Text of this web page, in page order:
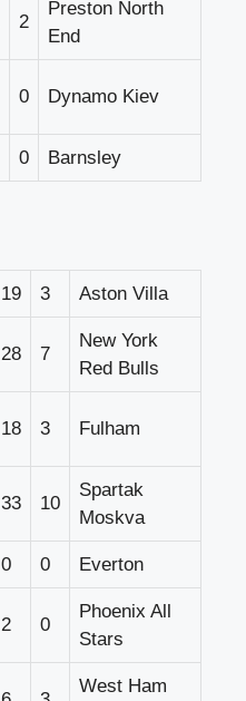
2
Preston North
End
0 Dynamo Kiev
0 Barnsley
19 3 Aston Villa
28 7
New York
Red Bulls
18 3 Fulham
33 10
Spartak
Moskva
0 0 Everton
2 0
Phoenix All
Stars
West Ham